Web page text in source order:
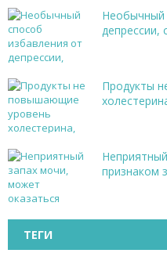
Необычный
депрессии,
Продукты
признаком
ТЕГИ